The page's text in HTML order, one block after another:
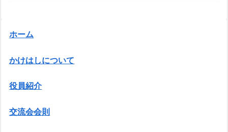
ホーム
かけはしについて
役員紹介
交流会会則